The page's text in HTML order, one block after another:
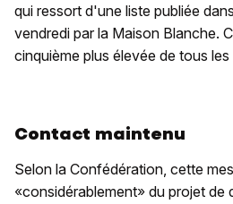
qui ressort d'une liste publiée
vendredi par la Maison Blanche.
cinquième plus élevée de tous
Contact maintenu
Selon la Confédération, cette
«considérablement» du projet